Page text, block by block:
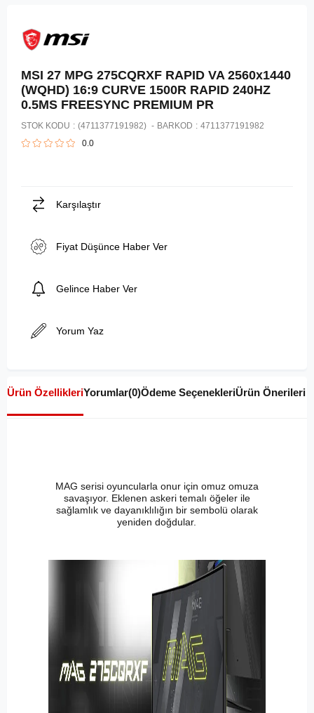
MSI 27 MPG 275CQRXF RAPID VA 2560x1440
(WQHD) 16:9 CURVE 1500R RAPID 240HZ
0.5MS FREESYNC PREMIUM PR
STOK KODU (4711377191982) BARKOD : 4711377191982
0.0
Karşılaştır
Fiyat Düşünce Haber Ver
Gelince Haber Ver
Yorum Yaz
Ürün ÖzellikleriYorumlar(0)Ödeme SeçenekleriÜrün Önerileri
MAG serisi oyuncularla onur için omuz omuza
savaşıyor. Eklenen askeri temalı öğeler ile
sağlamlık ve dayanıklılığın bir sembolü olarak
yeniden doğdular.